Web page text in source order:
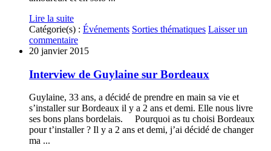
Lire la suite
Catégorie(s) : Événements Sorties thématiques Laisser un
commentaire
20 janvier 2015
Interview de Guylaine sur Bordeaux
Guylaine, 33 ans, a décidé de prendre en main sa vie et
s’installer sur Bordeaux il y a 2 ans et demi. Elle nous livre
ses bons plans bordelais. Pourquoi as tu choisi Bordeaux
pour t’installer ? Il y a 2 ans et demi, j’ai décidé de changer
ma ...